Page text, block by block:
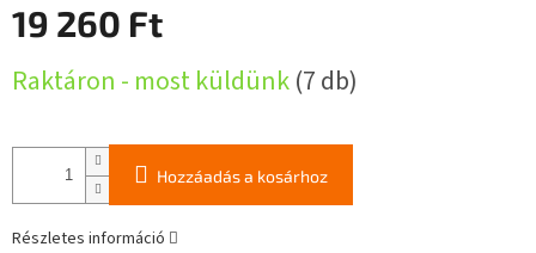
19 260 Ft
Raktáron - most küldünk(7 db)
Hozzáadás a kosárhoz
Részletes információ